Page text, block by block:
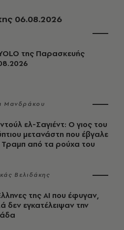
06.08.2026
της Παρασκευής
Μανδράκου
ελ-Σαγιέντ: Ο γιος του
μετανάστη που έβγαλε
Τραμπ από τα ρούχα του
Βελιδάκης
της ΑΙ που έφυγαν,
δεν εγκατέλειψαν την